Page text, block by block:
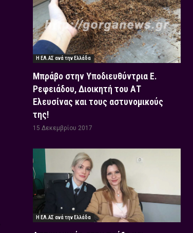
Η ΕΛ.ΑΣ ανά την Ελλάδα
Μπράβο στην Υποδιευθύντρια Ε.
Ρεφειάδου, Διοικητή του ΑΤ
Ελευσίνας και τους αστυνομικούς
της!
15 Δεκεμβρίου 2017
Η ΕΛ.ΑΣ ανά την Ελλάδα